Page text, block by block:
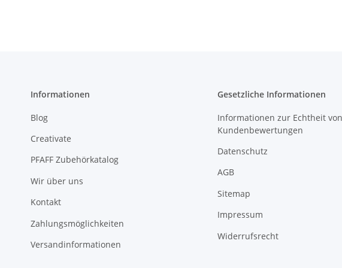
Informationen
Blog
Creativate
PFAFF Zubehörkatalog
Wir über uns
Kontakt
Zahlungsmöglichkeiten
Versandinformationen
Gesetzliche Informationen
Informationen zur Echtheit von
Kundenbewertungen
Datenschutz
AGB
Sitemap
Impressum
Widerrufsrecht